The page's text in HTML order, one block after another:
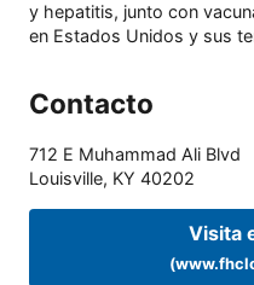
y hepatitis, junto con
en Estados Unidos y sus
Contacto
712 E Muhammad Ali Blvd
Louisville, KY 40202
Visita